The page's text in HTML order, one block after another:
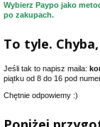
Wybierz Paypo jako
po zakupach.
To tyle.
Jeśli tak to napisz maila:
piątku od 8 do 16 pod
Chętnie odpowiemy :)